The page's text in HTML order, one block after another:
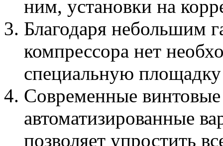
ним, установки на
Благодаря небольшим
компрессора нет
специальную площадку
Современные
автоматизированные
позволяет упростить